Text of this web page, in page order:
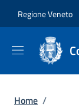
Regione Veneto
Briciole
Home /